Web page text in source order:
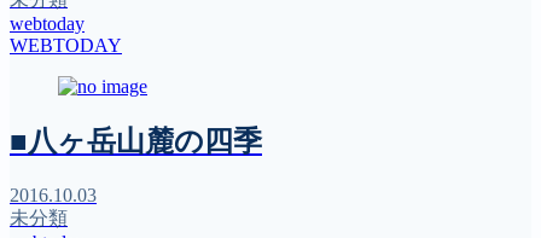
webtoday
WEBTODAY
■八ヶ岳山麓の四季
2016.10.03
未分類